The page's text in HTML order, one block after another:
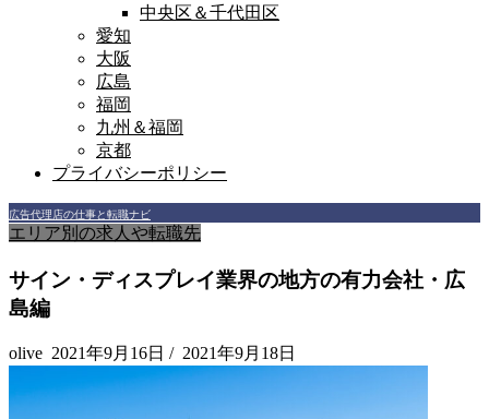
中央区＆千代田区
愛知
大阪
広島
福岡
九州＆福岡
京都
プライバシーポリシー
広告代理店の仕事と転職ナビ
エリア別の求人や転職先
サイン・ディスプレイ業界の地方の有力会社・広
島編
olive 2021年9月16日 / 2021年9月18日